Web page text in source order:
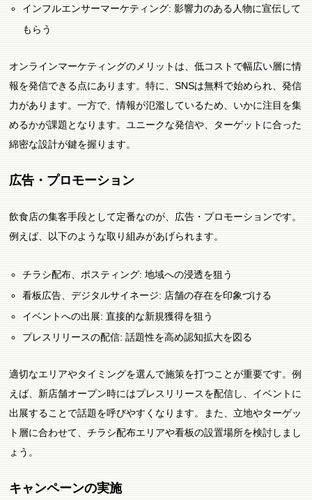
インフルエンサーマーケティング: 影響力のある人物に宣伝して
もらう
オンラインマーケティングのメリットは、低コストで幅広い層に情
報を発信できる点にあります。特に、SNSは無料で始められ、発信
力があります。一方で、情報が氾濫しているため、いかに注目を集
めるかが課題となります。ユニークな発信や、ターゲットに合った
綿密な設計が鍵を握ります。
広告・プロモーション
飲食店の集客手段として定番なのが、広告・プロモーションです。
例えば、以下のような取り組みがあげられます。
チラシ配布、ポスティング: 地域への浸透を狙う
看板広告、デジタルサイネージ: 店舗の存在を印象づける
イベントへの出展: 直接的な新規獲得を狙う
プレスリリースの配信: 話題性を高め認知拡大を図る
適切なエリアやタイミングを選んで施策を打つことが重要です。例
えば、新店舗オープン時にはプレスリリースを配信し、イベントに
出展することで話題を呼びやすくなります。また、立地やターゲッ
ト層に合わせて、チラシ配布エリアや看板の設置場所を検討しまし
ょう。
キャンペーンの実施